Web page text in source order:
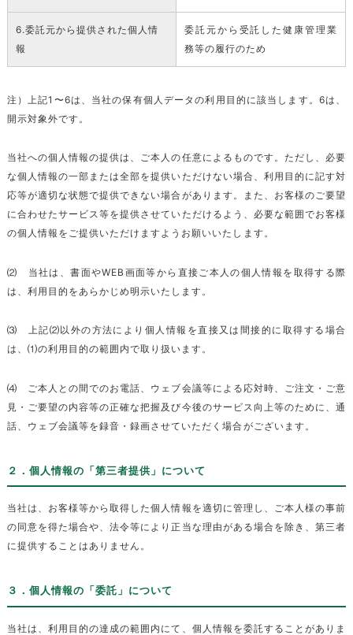
6.委託元から提供された個人情
報
委託元から受託した健康管理業
務等の履行のため
注）上記1〜6は、当社の保有個人データの利用目的に該当します。6は、
開示対象外です。
当社への個人情報の提供は、ご本人の任意によるものです。ただし、必要
な個人情報の一部または全部を提供いただけない場合、利用目的に記す対
応等が適切な状態で提供できない場合があります。また、お客様のご要望
に合わせたサービス等を提供させていただけるよう、必要な範囲でお客様
の個人情報をご提供いただけますようお願いいたします。
⑵ 当社は、書面やWEB画面等から直接ご本人の個人情報を取得する際
は、利用目的をあらかじめ明示いたします。
⑶ 上記⑵以外の方法により個人情報を直接又は間接的に取得する場合
は、⑴の利用目的の範囲内で取り扱います。
⑷ ご本人との間でのお電話、ウェブ会議等による応対時、ご注文・ご意
見・ご要望の内容等の正確な把握及び今後のサービス向上等のために、通
話、ウェブ会議等を録音・録画させていただく場合がございます。
２．個人情報の「第三者提供」について
当社は、お客様等から取得した個人情報を適切に管理し、ご本人様の事前
の同意を得た場合や、法令等により正当な理由がある場合を除き、第三者
に提供することはありません。
３．個人情報の「委託」について
当社は、利用目的の達成の範囲内にて、個人情報を委託することがありま